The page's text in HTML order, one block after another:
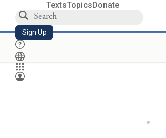
TextsTopicsDonate
Sign Up